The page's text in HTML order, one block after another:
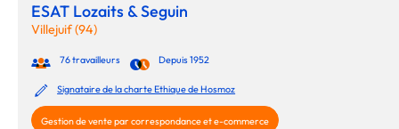
ESAT Lozaits & Seguin
Villejuif (94)
76 travailleurs Depuis 1952
Signataire de la charte Ethique de Hosmoz
Gestion de vente par correspondance et e-commerce